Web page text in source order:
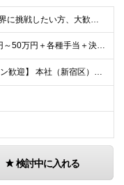
【完全未経験からIT業界に挑戦したい方、大歓迎！】 ●応募年齢制限：34歳まで（若年層の長期キャリア形成を図るため） ★学歴不問・転職回数不問 ★第二新卒・社会人デビューOK 【こんな方を求めていま
【首都圏】 月給23万円～50万円＋各種手当＋決算賞与 【大阪】 月給22万円～50万円＋各種手当＋決算賞与 【愛知】 月給21.5万円～50万円＋各種手当＋決算賞与 【福岡・宮城】 月給20万
【転勤なし／U・Iターン歓迎】 本社（新宿区）、大阪支店、名古屋支店または東京都・神奈川県・千葉県・埼玉県・愛知県・大阪府・福岡県をはじめ、全国のプロジェクト先 ※ご希望を最大限考慮して配属先を決定
検討中に入れる